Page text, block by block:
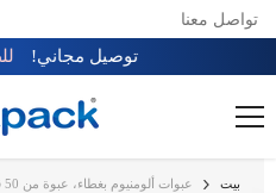
تخطي إلى المحتوى
تواصل معنا
توصيل مجاني!
بيت عبوات ألومنيوم بغطاء، عبوة من 50 قطعة